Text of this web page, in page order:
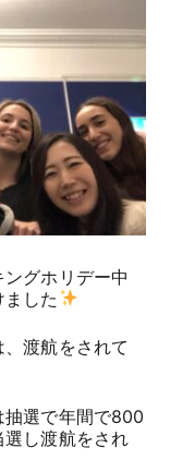
グホリデー中
した
渡航をされて
抽選で年間で800
し渡航をされ